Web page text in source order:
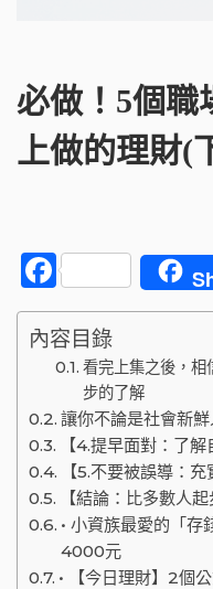
必做！5個職
上做的理財(
F
a
c
e
b
o
o
k
內容目錄
看完上集之後，相
步的了解
讓你不論是社會新
【4.提早面對：了解
【5.不要被誤導：
【結論：比多數人
• 小資族最愛的「存
4000元
• 【今日理財】2個